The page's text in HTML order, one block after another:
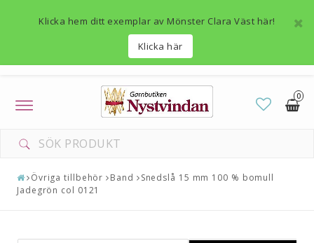
Klicka hem ditt exemplar av Mönster Clara Väst här!
Klicka här
0
Toggle
navigation
Övriga tillbehör Band
Snedslå 15 mm 100 % bomull
Jadegrön col 0121